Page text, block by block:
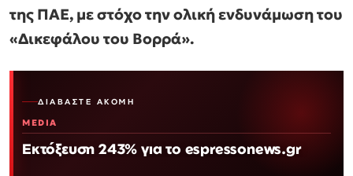
της ΠΑΕ, με στόχο την ολική ενδυνάμωση του
«Δικεφάλου του Βορρά».
ΔΙΑΒΆΣΤΕ ΑΚΌΜΗ
MEDIA
Εκτόξευση 243% για το espressonews.gr